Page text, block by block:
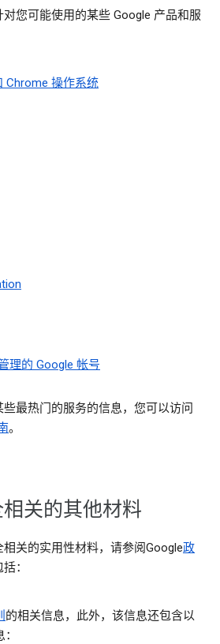
您可能使用的某些 Google 产品和服
Chrome 操作系统
理的 Google 帐号
最热门的服务的信息，您可以访问
。
关的其他材料
关的实用性材料，请参阅Google政
：
的相关信息，此外，该信息还包含以